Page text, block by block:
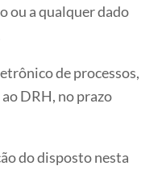
ou a qualquer dado
de processos,
DRH, no prazo
do disposto nesta